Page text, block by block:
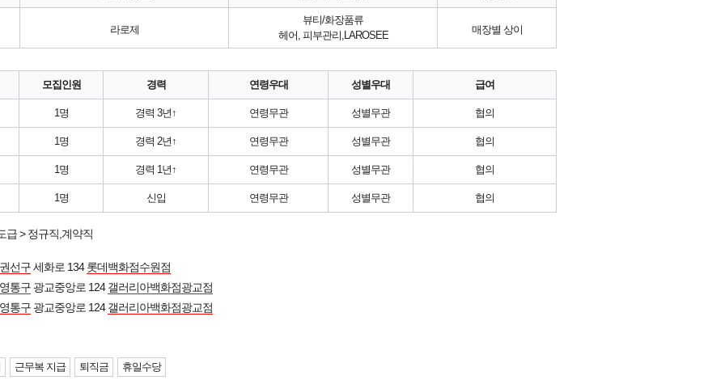
라로제
뷰티/화장품류
헤어, 피부관리,LAROSEE
매장별 상이
모집인원 경력 연령우대 성별우대 급여
1명 경력 3년↑ 연령무관 성별무관 협의
1명 경력 2년↑ 연령무관 성별무관 협의
1명 경력 1년↑ 연령무관 성별무관 협의
1명 신입 연령무관 성별무관 협의
급 > 정규직,계약직
선구세화로 134롯데백화점수원점
통구 광교중앙로 124갤러리아백화점광교점
통구 광교중앙로 124갤러리아백화점광교점
근무복 지급 퇴직금 휴일수당